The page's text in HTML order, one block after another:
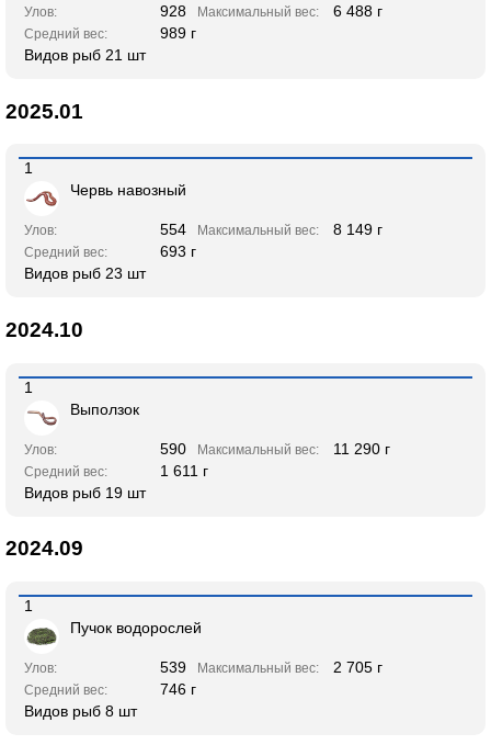
Улов: 928 Максимальный вес: 6 488 г
Средний вес:
989 г
Видов рыб 21 шт
2025.01
1
Червь навозный
Улов: 554 Максимальный вес: 8 149 г
Средний вес:
693 г
Видов рыб 23 шт
2024.10
1
Выползок
Улов: 590 Максимальный вес: 11 290 г
Средний вес:
1 611 г
Видов рыб 19 шт
2024.09
1
Пучок водорослей
Улов: 539 Максимальный вес: 2 705 г
Средний вес:
746 г
Видов рыб 8 шт